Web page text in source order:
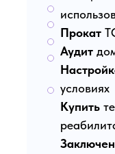
Прокат
Аудит
условиях
Купить